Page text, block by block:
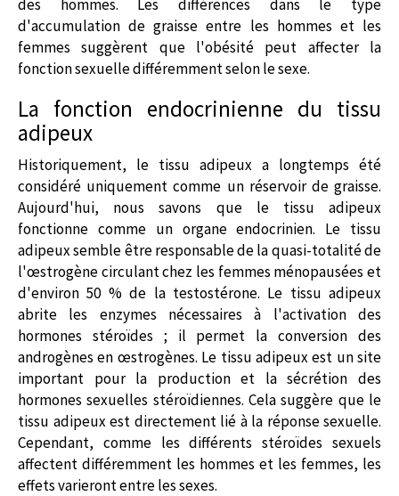
des hommes. Les différences dans le type
d'accumulation de graisse entre les hommes et les
femmes suggèrent que l'obésité peut affecter la
fonction sexuelle différemment selon le sexe.
La fonction endocrinienne du tissu
adipeux
Historiquement, le tissu adipeux a longtemps été
considéré uniquement comme un réservoir de graisse.
Aujourd'hui, nous savons que le tissu adipeux
fonctionne comme un organe endocrinien. Le tissu
adipeux semble être responsable de la quasi-totalité de
l'œstrogène circulant chez les femmes ménopausées et
d'environ 50 % de la testostérone. Le tissu adipeux
abrite les enzymes nécessaires à l'activation des
hormones stéroïdes ; il permet la conversion des
androgènes en œstrogènes. Le tissu adipeux est un site
important pour la production et la sécrétion des
hormones sexuelles stéroïdiennes. Cela suggère que le
tissu adipeux est directement lié à la réponse sexuelle.
Cependant, comme les différents stéroïdes sexuels
affectent différemment les hommes et les femmes, les
effets varieront entre les sexes.